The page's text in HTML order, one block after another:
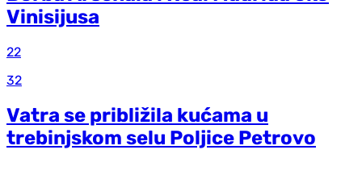
Vinisijusa
22
32
Vatra se približila kućama u
trebinjskom selu Poljice Petrovo